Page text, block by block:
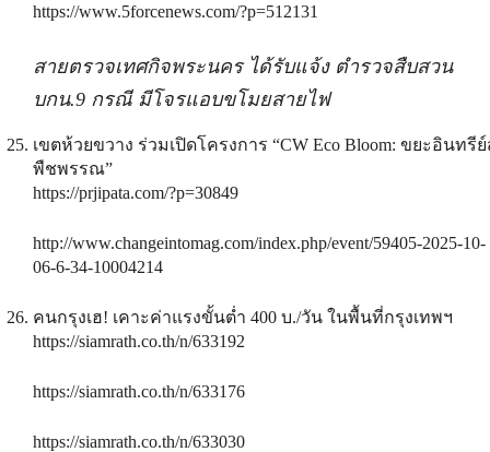
https://www.5forcenews.com/?p=512131
สายตรวจเทศกิจพระนคร ได้รับแจ้ง ตำรวจสืบสวน
บกน.9 กรณี มีโจรแอบขโมยสายไฟ
เขตห้วยขวาง ร่วมเปิดโครงการ “CW Eco Bloom: ขยะอินทรี
พืชพรรณ”
https://prjipata.com/?p=30849
http://www.changeintomag.com/index.php/event/59405-2025-10-
06-6-34-10004214
คนกรุงเฮ! เคาะค่าแรงขั้นต่ำ 400 บ./วัน ในพื้นที่กรุงเทพฯ
https://siamrath.co.th/n/633192
https://siamrath.co.th/n/633176
https://siamrath.co.th/n/633030